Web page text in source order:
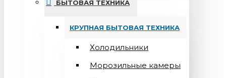
БЫТОВАЯ ТЕХНИКА
КРУПНАЯ БЫТОВАЯ ТЕХНИКА
Холодильники
Морозильные камеры